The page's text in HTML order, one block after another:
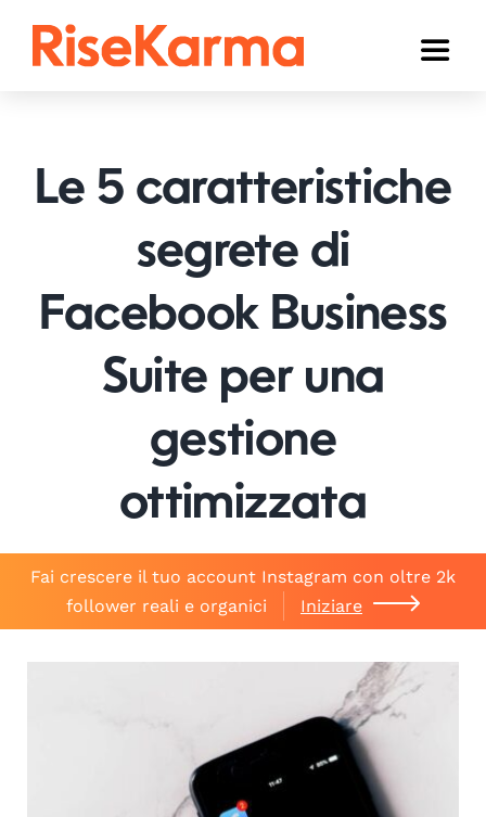
Toggle
TikTok
Twitter (𝕏)
Le 5 caratteristiche
segrete di
Facebook Business
Suite per una
gestione
ottimizzata
Fai crescere il tuo account Instagram con oltre 2k
follower reali e organici
Iniziare